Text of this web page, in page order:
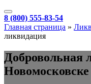
8 (800) 555-83-54
Главная страница »
ликвидация
Добровольная
Новомосковске